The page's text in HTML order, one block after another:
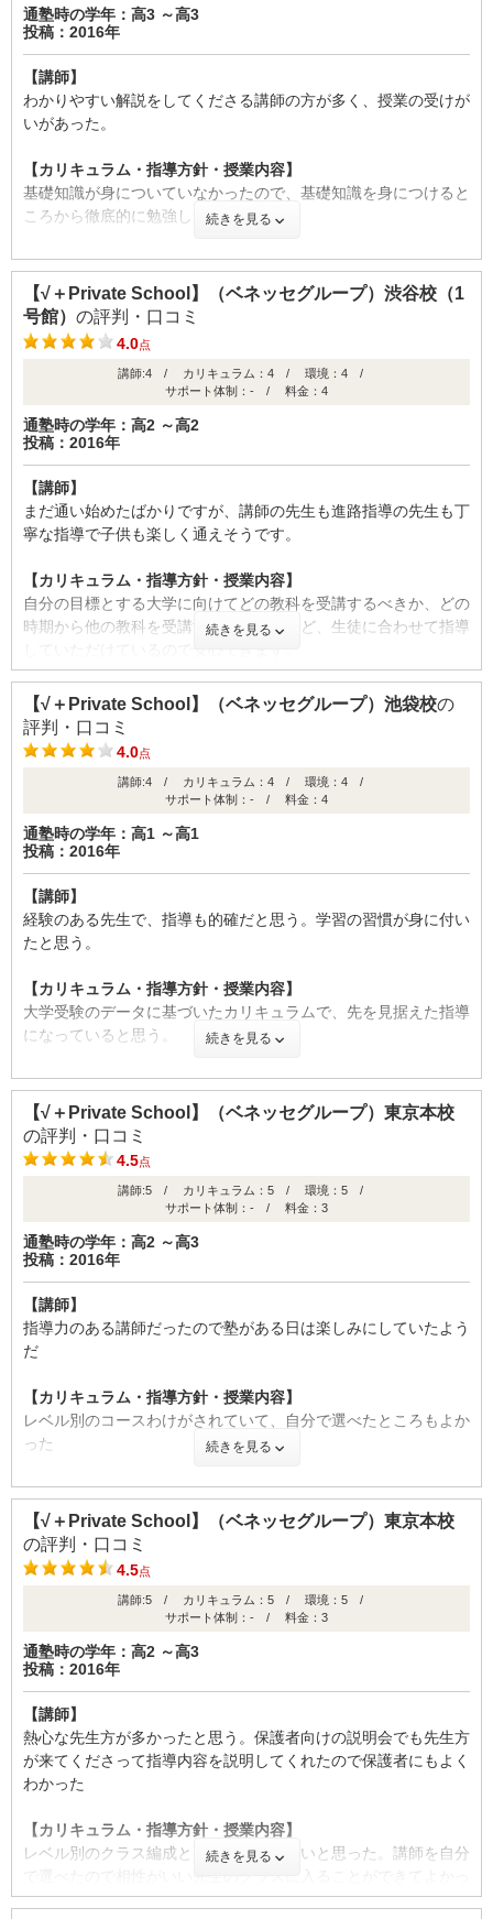
準的だったのではないかと思う。
この塾は自分にとても合っていたと思う。素晴らしい講師陣だっ
たと思う。きめ細やかな対応もよかった。
【成績の推移】
学校の成績
入会
(高2)
卒業
(高3)
不適切な口コミを報告する
通塾時の学年：高3 ～高3
投稿：2016年
【講師】
わかりやすい解説をしてくださる講師の方が多く、授業の受けが
いがあった。
【カリキュラム・指導方針・授業内容】
基礎知識が身についていなかったので、基礎知識を身につけると
ころから徹底的に勉強しました。
【校舎内外の環境について（自習室、交通の便、治安、立地な
ど） 】
自習室は女子専用フロアもあり、多数完備されていたが、埋まっ
ていることも多く利用できない時もあった。
料金は、夏期講習などの講習はまた別料金となるので、受講料は
高かったと思う。
【良かった点（改善してほしい点） 】
少人数授業をモットーとしているので、解説が聞こえない、黒板
が見えない、集中していない人がいないところが良かった。
【成績の推移】
学校の成績
入会
(高3)
卒業
(高3)
続きを見る
【√＋Private School】（ベネッセグループ）渋谷校（1
号館） の評判・口コミ
4.0点
講師:4 / カリキュラム：4 / 環境：4 /
サポート体制：- / 料金：4
通塾時の学年：高2 ～高2
投稿：2016年
【講師】
まだ通い始めたばかりですが、講師の先生も進路指導の先生も丁
寧な指導で子供も楽しく通えそうです。
【カリキュラム・指導方針・授業内容】
自分の目標とする大学に向けてどの教科を受講するべきか、どの
時期から他の教科を受講すればいいかなど、生徒に合わせて指導
【校舎内外の環境について（自習室、交通の便、治安、立地な
ど） 】
少人数でまじめな生徒さんが多くて集中できる環境であると思い
ます。自習室もあるので学校と塾の授業の始まる間に学校の宿題
や予習などもできるので便利です。
【料金】
料金は月払いで明確に提示していただけるので満足しています。
【良かった点（改善してほしい点） 】
スーパーバイザーといわれる先生がいらっしゃり、わからないこ
数校ある他の場所でも振替できるので便利だと思います。
学校の成績
ID:975
続きを見る
【√＋Private School】（ベネッセグループ）池袋校の
評判・口コミ
4.0点
講師:4 / カリキュラム：4 / 環境：4 /
サポート体制：- / 料金：4
通塾時の学年：高1 ～高1
投稿：2016年
【講師】
経験のある先生で、指導も的確だと思う。学習の習慣が身に付い
たと思う。
【カリキュラム・指導方針・授業内容】
大学受験のデータに基づいたカリキュラムで、先を見据えた指導
になっていると思う。
【校舎内外の環境について（自習室、交通の便、治安、立地な
ど） 】
自習室も、軽食を取ることができる部屋もあり、長い時間あいて
いるので、便利です。他の学校の生徒もまじめに勉強しているよ
うで、いい刺激になっています。
まだ1科目しかとっていないので、それほど金額の面で負担では
ない。これから科目が増えるとどうかわからない。
【良かった点（改善してほしい点） 】
子供は、なかなか先生に質問する時間が取れないと不満を言って
いますが、別の時間を交渉するように子供自身でもしっかりしな
【成績の推移】
学校の成績
不適切な口コミを報告する
続きを見る
【√＋Private School】（ベネッセグループ）東京本校
の評判・口コミ
4.5点
講師:5 / カリキュラム：5 / 環境：5 /
サポート体制：- / 料金：3
通塾時の学年：高2 ～高3
投稿：2016年
【講師】
指導力のある講師だったので塾がある日は楽しみにしていたよう
だ
【カリキュラム・指導方針・授業内容】
レベル別のコースわけがされていて、自分で選べたところもよか
った
【校舎内外の環境について（自習室、交通の便、治安、立地な
ど） 】
きれいな校舎だったのでとても快適だったのではないかと思われ
る
標準的なのではないかと思われるが、ほかの塾の料金をよく知ら
ない
【良かった点（改善してほしい点） 】
本人へのきめ細やかな指導だけではなく、保護者向けにも面談を
してくれたのでよかった
学校の成績
続きを見る
【√＋Private School】（ベネッセグループ）東京本校
の評判・口コミ
4.5点
講師:5 / カリキュラム：5 / 環境：5 /
サポート体制：- / 料金：3
通塾時の学年：高2 ～高3
投稿：2016年
【講師】
熱心な先生方が多かったと思う。保護者向けの説明会でも先生方
が来てくださって指導内容を説明してくれたので保護者にもよく
わかった
【カリキュラム・指導方針・授業内容】
レベル別のクラス編成というところがいいと思った。講師を自分
たと思う。
続きを見る